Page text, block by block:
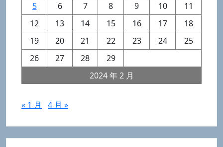
2024 年 2 月
5
6 7 8 9 10
11
12
13 14 15 16 17
18
19
20 21 22 23 24
25
26
27 28 29
« 1 月 4 月 »